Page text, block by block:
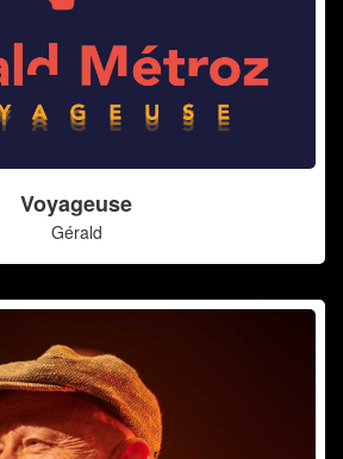
Voyageuse
Gérald